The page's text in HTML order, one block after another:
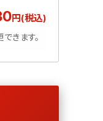
円(税込)
きます。